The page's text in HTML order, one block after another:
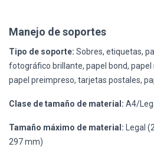
Manejo de soportes
Tipo de soporte: Sobres, etiquetas,
fotográfico brillante, papel bond,
papel preimpreso, tarjetas postales,
Clase de tamaño de material: A4/
Tamaño máximo de material: Legal
297 mm)